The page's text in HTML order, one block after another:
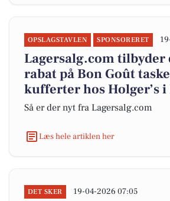
OPSLAGSTAVLEN SPONSORERET
Lagersalg.com tilbyder
rabat på Bon Goût
kufferter hos Holger’s
Så er der nyt fra Lagersalg.com
Læs hele artiklen her
DET SKER 19-04-2026 07:05